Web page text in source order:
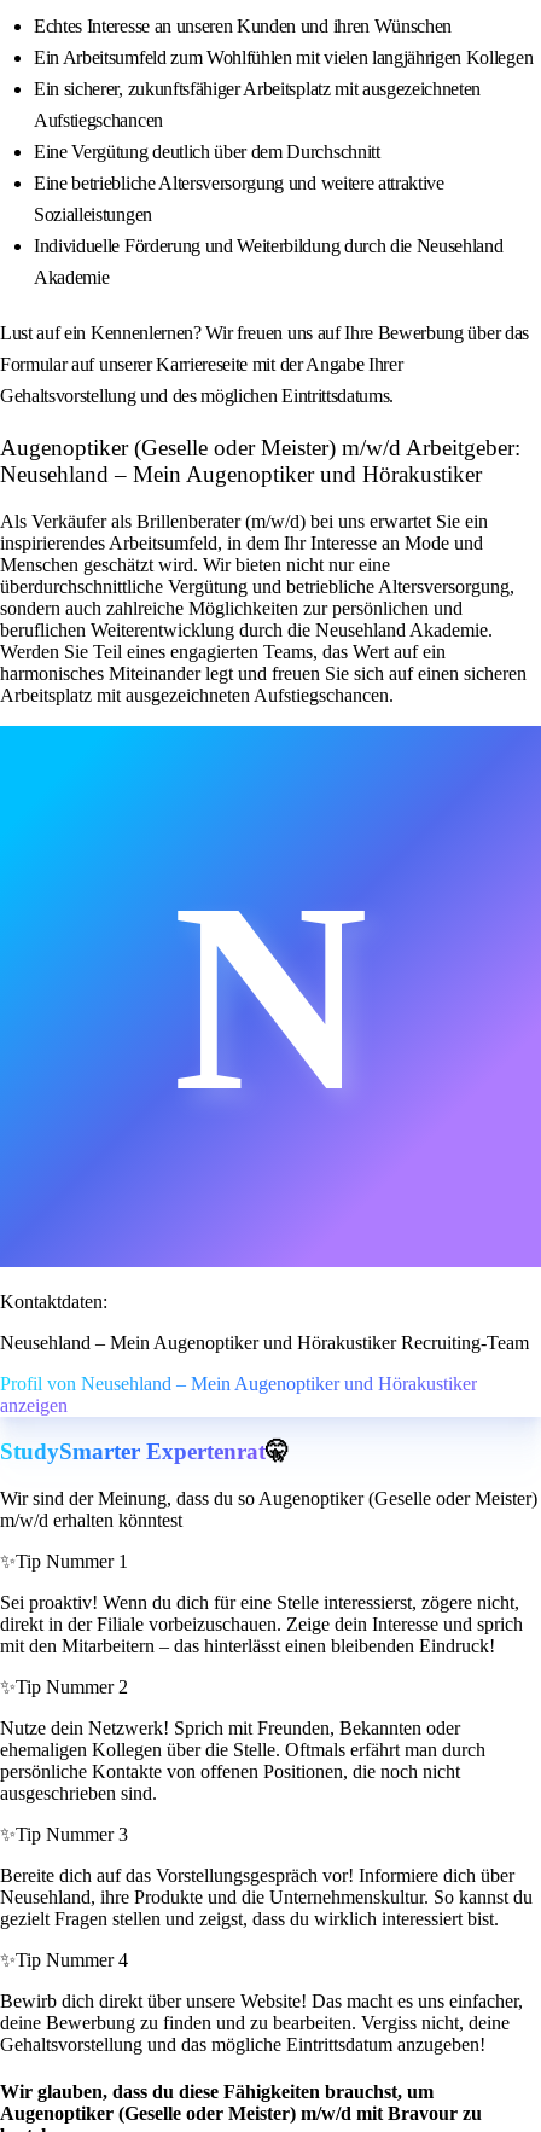
Echtes Interesse an unseren Kunden und ihren Wünschen
Ein Arbeitsumfeld zum Wohlfühlen mit vielen langjährigen Kollegen
Ein sicherer, zukunftsfähiger Arbeitsplatz mit ausgezeichneten
Aufstiegschancen
Eine Vergütung deutlich über dem Durchschnitt
Eine betriebliche Altersversorgung und weitere attraktive
Sozialleistungen
Individuelle Förderung und Weiterbildung durch die Neusehland
Akademie
Lust auf ein Kennenlernen? Wir freuen uns auf Ihre Bewerbung über das
Formular auf unserer Karriereseite mit der Angabe Ihrer
Gehaltsvorstellung und des möglichen Eintrittsdatums.
Augenoptiker (Geselle oder Meister) m/w/d Arbeitgeber:
Neusehland – Mein Augenoptiker und Hörakustiker
Als Verkäufer als Brillenberater (m/w/d) bei uns erwartet Sie ein
inspirierendes Arbeitsumfeld, in dem Ihr Interesse an Mode und
Menschen geschätzt wird. Wir bieten nicht nur eine
überdurchschnittliche Vergütung und betriebliche Altersversorgung,
sondern auch zahlreiche Möglichkeiten zur persönlichen und
beruflichen Weiterentwicklung durch die Neusehland Akademie.
Werden Sie Teil eines engagierten Teams, das Wert auf ein
harmonisches Miteinander legt und freuen Sie sich auf einen sicheren
Arbeitsplatz mit ausgezeichneten Aufstiegschancen.
N
Kontaktdaten:
Neusehland – Mein Augenoptiker und Hörakustiker Recruiting-Team
Profil von Neusehland – Mein Augenoptiker und Hörakustiker
anzeigen
StudySmarter Expertenrat🤫
Wir sind der Meinung, dass du so Augenoptiker (Geselle oder Meister)
m/w/d erhalten könntest
✨Tip Nummer 1
Sei proaktiv! Wenn du dich für eine Stelle interessierst, zögere nicht,
direkt in der Filiale vorbeizuschauen. Zeige dein Interesse und sprich
mit den Mitarbeitern – das hinterlässt einen bleibenden Eindruck!
✨Tip Nummer 2
Nutze dein Netzwerk! Sprich mit Freunden, Bekannten oder
ehemaligen Kollegen über die Stelle. Oftmals erfährt man durch
persönliche Kontakte von offenen Positionen, die noch nicht
ausgeschrieben sind.
✨Tip Nummer 3
Bereite dich auf das Vorstellungsgespräch vor! Informiere dich über
Neusehland, ihre Produkte und die Unternehmenskultur. So kannst du
gezielt Fragen stellen und zeigst, dass du wirklich interessiert bist.
✨Tip Nummer 4
Bewirb dich direkt über unsere Website! Das macht es uns einfacher,
deine Bewerbung zu finden und zu bearbeiten. Vergiss nicht, deine
Gehaltsvorstellung und das mögliche Eintrittsdatum anzugeben!
Wir glauben, dass du diese Fähigkeiten brauchst, um
Augenoptiker (Geselle oder Meister) m/w/d mit Bravour zu